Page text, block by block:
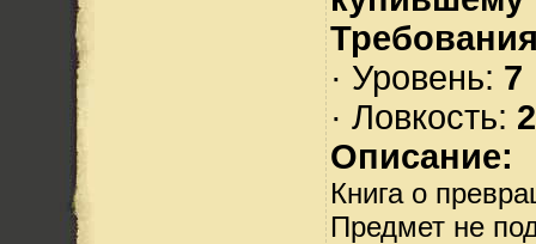
· Уровень: 7
· Ловкость:
Описание:
Книга о
Предмет не